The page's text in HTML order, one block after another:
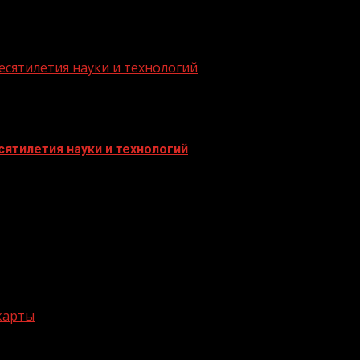
науки и технологий
науки и технологий